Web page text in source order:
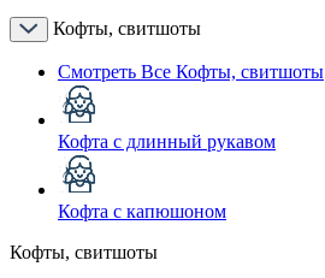
Кофты, свитшоты
Смотреть Все Кофты, свитшоты
Кофта с длинный рукавом
Кофта с капюшоном
Кофты, свитшоты